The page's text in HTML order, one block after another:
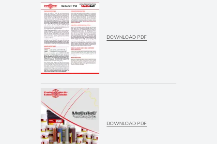
DOWNLOAD PDF
DOWNLOAD PDF